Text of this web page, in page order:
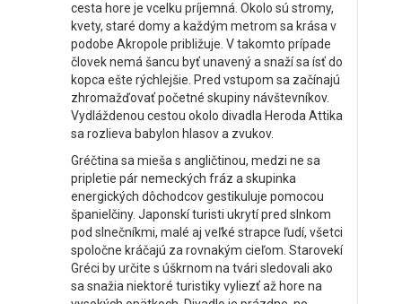
cesta hore je vcelku príjemná. Okolo sú stromy,
kvety, staré domy a každým metrom sa krása v
podobe Akropole približuje. V takomto prípade
človek nemá šancu byť unavený a snaží sa ísť do
kopca ešte rýchlejšie. Pred vstupom sa začínajú
zhromažďovať početné skupiny návštevníkov.
Vydláždenou cestou okolo divadla Heroda Attika
sa rozlieva babylon hlasov a zvukov.
Gréčtina sa mieša s angličtinou, medzi ne sa
pripletie pár nemeckých fráz a skupinka
energických dôchodcov gestikuluje pomocou
španielčiny. Japonskí turisti ukrytí pred slnkom
pod slnečníkmi, malé aj veľké strapce ľudí, všetci
spoločne kráčajú za rovnakým cieľom. Starovekí
Gréci by určite s úškrnom na tvári sledovali ako
sa snažia niektoré turistiky vyliezť až hore na